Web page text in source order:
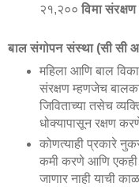
२१,२०० विमा संरक्षण
बाल संगोपन संस्था (सी सी
महिला आणि बाल
संरक्षण म्हणजेच
जिविताच्या तसेच
धोक्यापासून रक्षण
कोणत्याही प्रकारे
कमी करणे आणि एकही
जाणार नाही याची